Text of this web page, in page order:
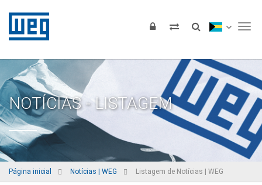
NOTÍCIAS - LISTAGEM
Página inicial Notícias | WEG Listagem de Notícias | WEG